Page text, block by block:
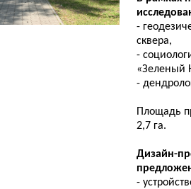
-
сквера,
-
«Зеленый
-
Площадь
2,7 га.
Дизайн-
-